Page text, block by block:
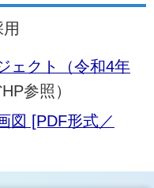
ェクト（令和4年
参照）
図 [PDF形式／